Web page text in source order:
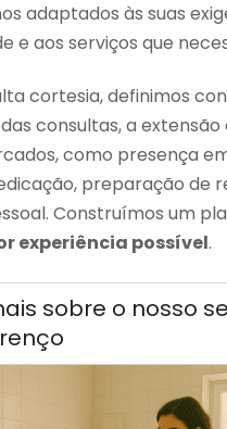
adaptados às suas
e aos serviços que
cortesia, definimos
consultas, a extensão
como presença
preparação de
Construímos um
experiência possível.
sobre o nosso